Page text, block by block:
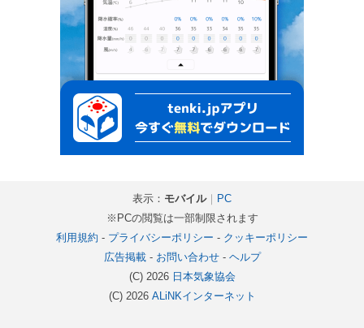
表示： モバイル｜ PC
※PCの閲覧は一部制限されます
利用規約 - プライバシーポリシー - クッキーポリシー
広告掲載- お問い合わせ- ヘルプ
(C) 2026 日本気象協会
(C) 2026 ALiNKインターネット